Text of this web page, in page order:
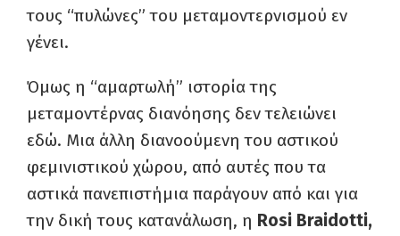
τους “πυλώνες” του μεταμοντερνισμού εν
γένει.
Όμως η “αμαρτωλή” ιστορία της
μεταμοντέρνας διανόησης δεν τελειώνει
εδώ. Μια άλλη διανοούμενη του αστικού
φεμινιστικού χώρου, από αυτές που τα
αστικά πανεπιστήμια παράγουν από και για
την δική τους κατανάλωση, η Rosi Braidotti,